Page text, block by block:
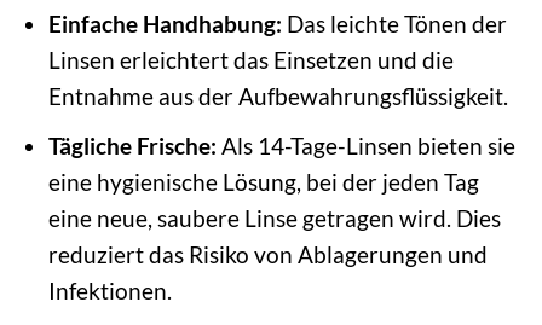
Einfache Handhabung: Das leichte Tönen der
Linsen erleichtert das Einsetzen und die
Entnahme aus der Aufbewahrungsflüssigkeit.
Tägliche Frische: Als 14-Tage-Linsen bieten sie
eine hygienische Lösung, bei der jeden Tag
eine neue, saubere Linse getragen wird. Dies
reduziert das Risiko von Ablagerungen und
Infektionen.